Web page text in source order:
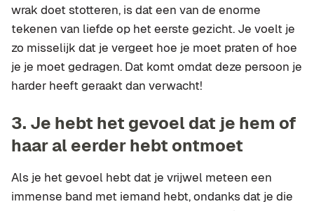
wrak doet stotteren, is dat een van de enorme
tekenen van liefde op het eerste gezicht. Je voelt je
zo misselijk dat je vergeet hoe je moet praten of hoe
je je moet gedragen. Dat komt omdat deze persoon je
harder heeft geraakt dan verwacht!
3. Je hebt het gevoel dat je hem of
haar al eerder hebt ontmoet
Als je het gevoel hebt dat je vrijwel meteen een
immense band met iemand hebt, ondanks dat je die